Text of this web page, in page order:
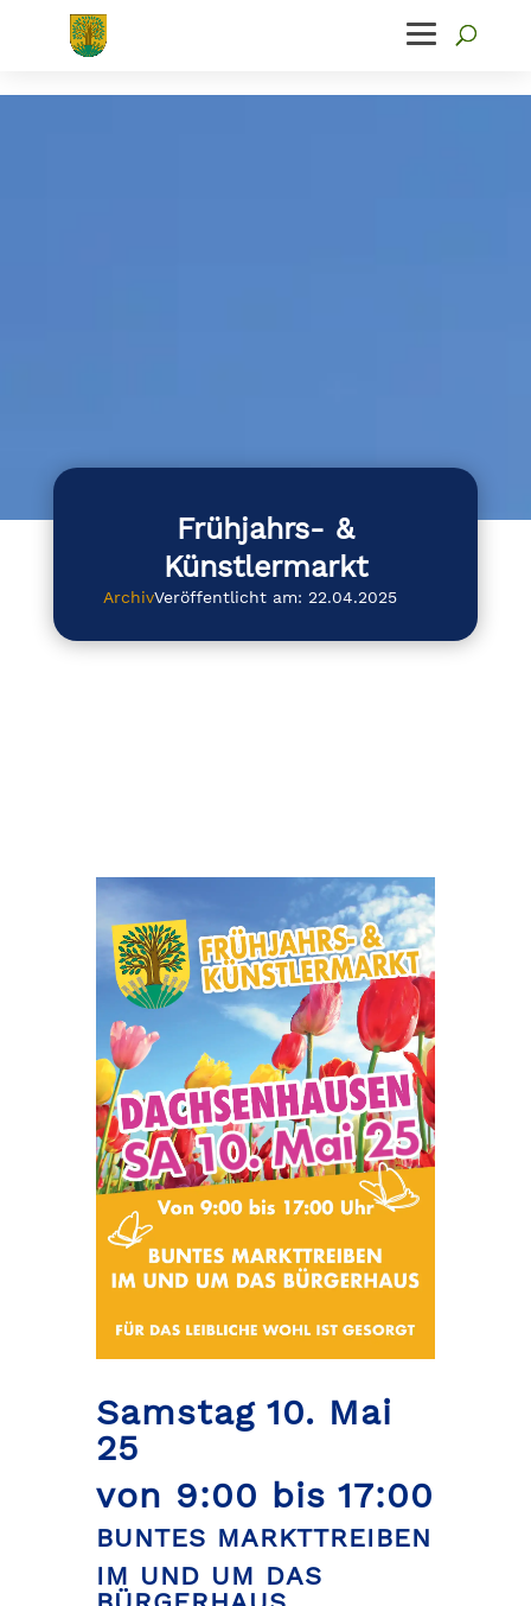
Frühjahrs- &
Künstlermarkt
ArchivVeröffentlicht am: 22.04.2025
Samstag 10. Mai
25
von 9:00 bis 17:00
BUNTES MARKTTREIBEN
IM UND UM DAS